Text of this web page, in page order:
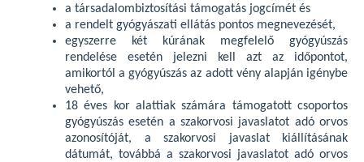
a társadalombiztosítási támogatás jogcímét és
a rendelt gyógyászati ellátás pontos megnevezését,
egyszerre két kúrának megfelelő gyógyúszás
rendelése esetén jelezni kell azt az időpontot,
amikortól a gyógyúszás az adott vény alapján igénybe
vehető,
18 éves kor alattiak számára támogatott csoportos
gyógyúszás esetén a szakorvosi javaslatot adó orvos
azonosítóját, a szakorvosi javaslat kiállításának
dátumát, továbbá a szakorvosi javaslatot adó orvos